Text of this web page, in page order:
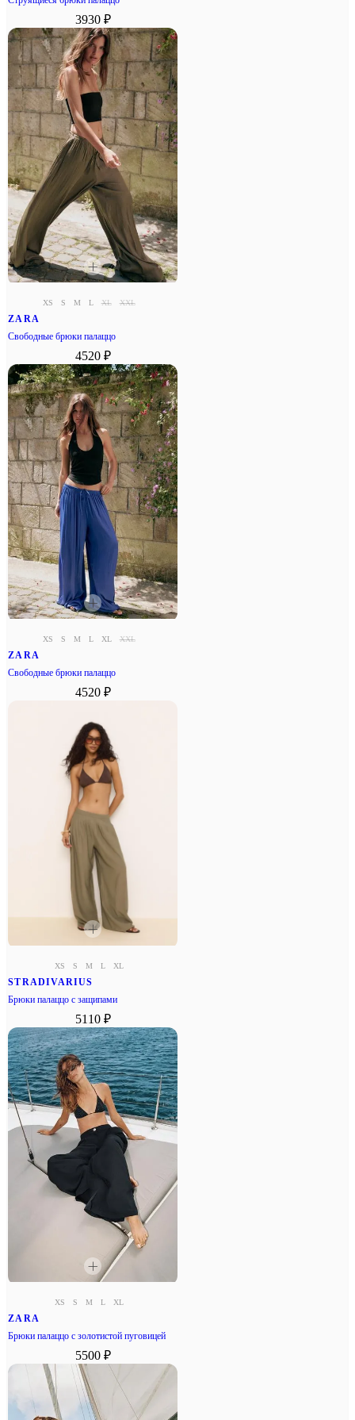
3930 ₽
XS S M L XL XXL
ZARA
Свободные брюки палаццо
4520 ₽
XS S M L XL XXL
ZARA
Свободные брюки палаццо
4520 ₽
XS S M L XL
STRADIVARIUS
Брюки палаццо с защипами
5110 ₽
XS S M L XL
ZARA
Брюки палаццо с золотистой пуговицей
5500 ₽